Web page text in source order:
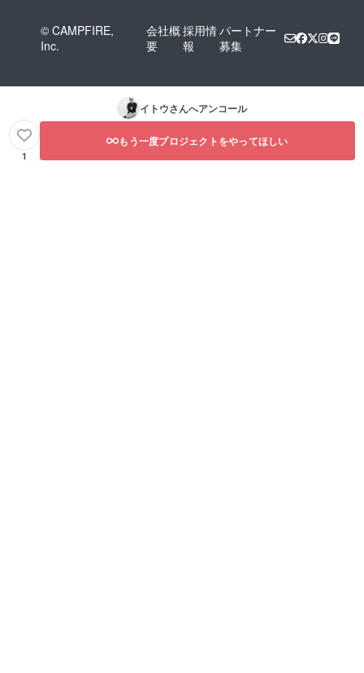
© CAMPFIRE,
Inc.
会社概
要
採用情
報
パートナー
募集
イトウさんへアンコール
1
もう一度プロジェクトをやってほしい